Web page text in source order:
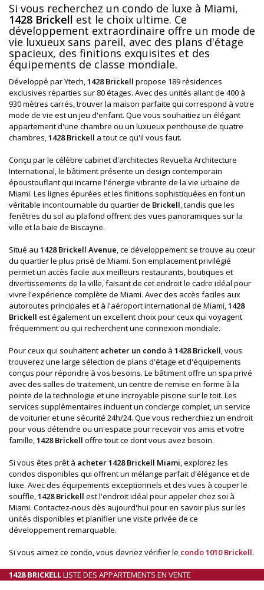
Si vous recherchez un condo de luxe à Miami,
1428 Brickell est le choix ultime. Ce
développement extraordinaire offre un mode de
vie luxueux sans pareil, avec des plans d'étage
spacieux, des finitions exquisites et des
équipements de classe mondiale.
Développé par Ytech,1428 Brickell propose 189 résidences
exclusives réparties sur 80 étages. Avec des unités allant de 400 à
930 mètres carrés, trouver la maison parfaite qui correspond à votre
mode de vie est un jeu d'enfant. Que vous souhaitiez un élégant
appartement d'une chambre ou un luxueux penthouse de quatre
chambres,1428 Brickell a tout ce qu'il vous faut.
Conçu par le célèbre cabinet d'architectes Revuelta Architecture
International, le bâtiment présente un design contemporain
époustouflant qui incarne l'énergie vibrante de la vie urbaine de
Miami. Les lignes épurées et les finitions sophistiquées en font un
véritable incontournable du quartier de Brickell, tandis que les
fenêtres du sol au plafond offrent des vues panoramiques sur la
ville et la baie de Biscayne.
Situé au 1428 Brickell Avenue, ce développement se trouve au cœur
du quartier le plus prisé de Miami. Son emplacement privilégié
permet un accès facile aux meilleurs restaurants, boutiques et
divertissements de la ville, faisant de cet endroit le cadre idéal pour
vivre l'expérience complète de Miami. Avec des accès faciles aux
autoroutes principales et à l'aéroport international de Miami,1428
Brickell est également un excellent choix pour ceux qui voyagent
fréquemment ou qui recherchent une connexion mondiale.
Pour ceux qui souhaitent acheter un condo à 1428 Brickell, vous
trouverez une large sélection de plans d'étage et d'équipements
conçus pour répondre à vos besoins. Le bâtiment offre un spa privé
avec des salles de traitement, un centre de remise en forme à la
pointe de la technologie et une incroyable piscine sur le toit. Les
services supplémentaires incluent un concierge complet, un service
de voiturier et une sécurité 24h/24. Que vous recherchiez un endroit
pour vous détendre ou un espace pour recevoir vos amis et votre
famille,1428 Brickell offre tout ce dont vous avez besoin.
Si vous êtes prêt à acheter 1428 Brickell Miami, explorez les
condos disponibles qui offrent un mélange parfait d'élégance et de
luxe. Avec des équipements exceptionnels et des vues à couper le
souffle,1428 Brickell est l'endroit idéal pour appeler chez soi à
Miami. Contactez-nous dès aujourd'hui pour en savoir plus sur les
unités disponibles et planifier une visite privée de ce
développement remarquable.
Si vous aimez ce condo, vous devriez vérifier le condo 1010 Brickell.
1428 BRICKELLLISTE DES APPARTEMENTS EN VENTE